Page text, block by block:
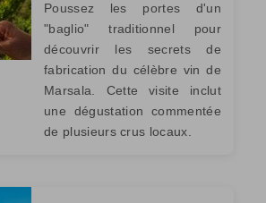
Poussez les portes d'un
"baglio" traditionnel pour
découvrir les secrets de
fabrication du célèbre vin de
Marsala. Cette visite inclut
une dégustation commentée
de plusieurs crus locaux.